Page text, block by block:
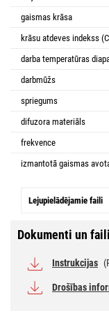
gaismas krāsa
krāsu atdeves indekss
darba temperatūras
darbmūžs
spriegums
difuzora materiāls
frekvence
izmantotā gaismas
Lejupielādējamie faili
Dokumenti un
Instrukcijas
Drošības